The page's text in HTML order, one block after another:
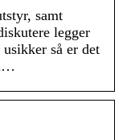
samt
legger
så er det